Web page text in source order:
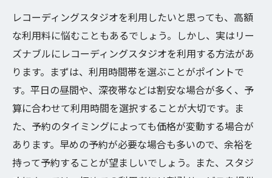
レコーディングスタジオを利用したいと思っても、高額
な利用料に悩むこともあるでしょう。しかし、実はリー
ズナブルにレコーディングスタジオを利用する方法があ
ります。まずは、利用時間帯を選ぶことがポイントで
す。平日の昼間や、深夜帯などは割安な場合が多く、予
算に合わせて利用時間を選択することが大切です。ま
た、予約のタイミングによっても価格が変動する場合が
あります。早めの予約が必要な場合も多いので、余裕を
持って予約することが望ましいでしょう。また、スタジ